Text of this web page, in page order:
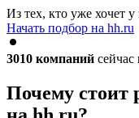
Из тех, кто уже хочет у
Начать подбор на hh.ru
3010 компаний
Почему стоит